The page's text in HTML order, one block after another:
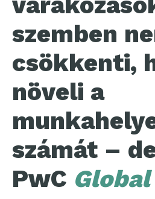
szemben
csökkenti,
növeli a
számát –
PwC